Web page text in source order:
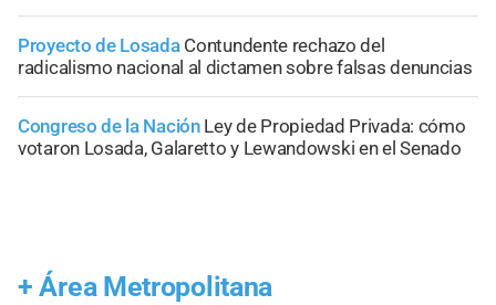
Proyecto de Losada Contundente rechazo del
radicalismo nacional al dictamen sobre falsas denuncias
Congreso de la Nación Ley de Propiedad Privada: cómo
votaron Losada, Galaretto y Lewandowski en el Senado
+ Área Metropolitana